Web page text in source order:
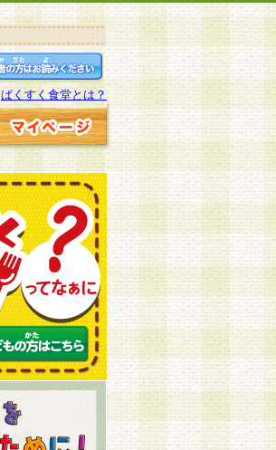
ぱくすく食堂とは？